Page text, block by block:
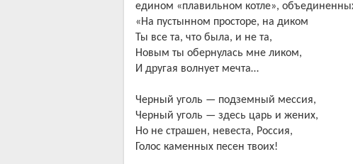
едином «плавильном котле»,
«На пустынном просторе, на диком
Ты все та, что была, и не та,
Новым ты обернулась мне ликом,
И другая волнует мечта…
Черный уголь — подземный мессия,
Черный уголь — здесь царь и жених,
Но не страшен, невеста, Россия,
Голос каменных песен твоих!